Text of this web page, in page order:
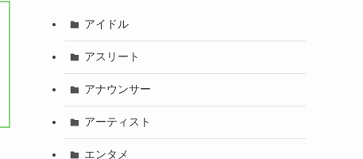
アイドル
アスリート
アナウンサー
アーティスト
エンタメ